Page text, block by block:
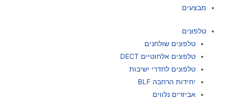
מבצעים
טלפונים
טלפונים שולחנים
טלפונים אלחוטיים DECT
טלפונים לחדרי ישיבות
יחידות הרחבה BLF
אביזרים נלווים